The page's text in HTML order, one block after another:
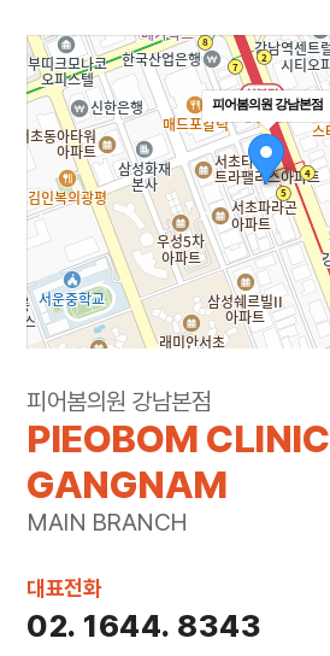
피어봄의원 강남본점
301~302호
전화
1644-8343
피어봄의원 강남본점
PIEOBOM CLINIC
GANGNAM
MAIN BRANCH
대표전화
02. 1644. 8343